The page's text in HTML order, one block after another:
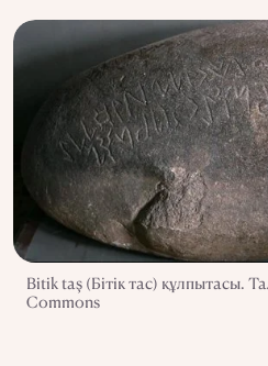
Bitik taş (Бітік тас) құлпытасы.
Commons